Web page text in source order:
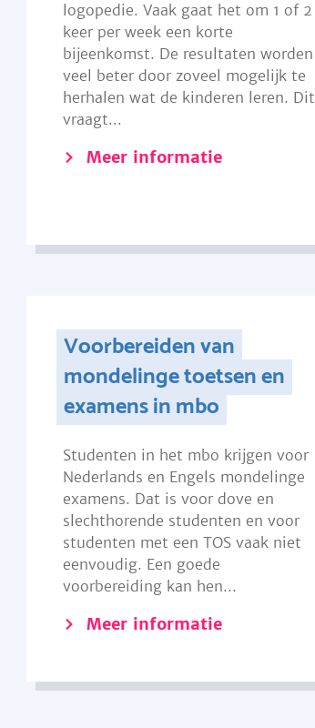
logopedie. Vaak gaat het om 1 of 2
keer per week een korte
bijeenkomst. De resultaten worden
veel beter door zoveel mogelijk te
herhalen wat de kinderen leren. Dit
vraagt...
Meer informatie
Voorbereiden van
mondelinge toetsen en
examens in mbo
Studenten in het mbo krijgen voor
Nederlands en Engels mondelinge
examens. Dat is voor dove en
slechthorende studenten en voor
studenten met een TOS vaak niet
eenvoudig. Een goede
voorbereiding kan hen...
Meer informatie